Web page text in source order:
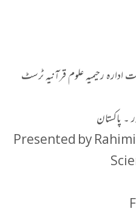
ادارہ رحیمیہ علوم قرآنیہ ٹرسٹ
۔ پاکستان
Presented by